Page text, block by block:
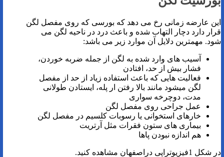
این عارضه زمانی رخ می دهد که بورسی که روی مفصل لگن
قرار دارد دچار التهاب شده و باعث درد در ناحیه لگن می
شود. مهمترین دلایل آن موارد زیر می باشد:
آسیب های وارد شده به لگن از جمله ضربه خوردن،
فشار بیش از حد، افتادن
فعالیت هایی که باعث استفاده زیاد از حد از مفصل
لگن میشود مانند بالا رفتن ار پله، ایستادن طولانی
مدت، دوچرخه سواری
عمل جراحی روی مفصل لگن
خارهای استخوانی یا رسوبات کلسیم در مفصل لگن
بیماری های ستون فقرات مثل آرتریت
هم اندازه نبودن پاها
در شکل 1فیزیوتراپی دراصفهان مشاهده کنید.